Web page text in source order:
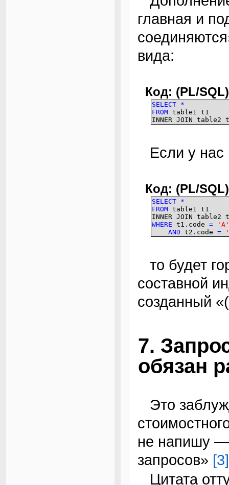
главная и
вида:
Код: (PL/SQL)
SELECT *
FROM table1 t1
INNER JOIN
Если у
Код: (PL/SQL)
SELECT *
FROM table1 t1
INNER JOIN
WHERE t1 . code =
'A'
AND t2 . code =
то будет гораздо эффективнее создать
составной
созданный
7.
обязан
Это заблуждение от незнания алгоритмов
не напишу —
запросов» [3]
Цитата